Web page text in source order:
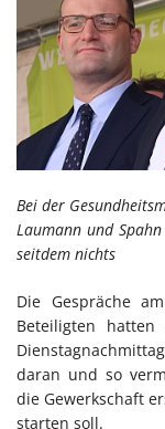
Bei der
Laumann und
seitdem nichts
Die Gespräche
Beteiligten
daran und so
die Gewerkschaft
starten soll.